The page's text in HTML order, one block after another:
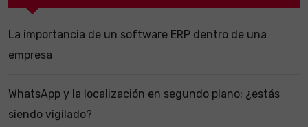
La importancia de un software ERP dentro de una
empresa
WhatsApp y la localización en segundo plano: ¿estás
siendo vigilado?